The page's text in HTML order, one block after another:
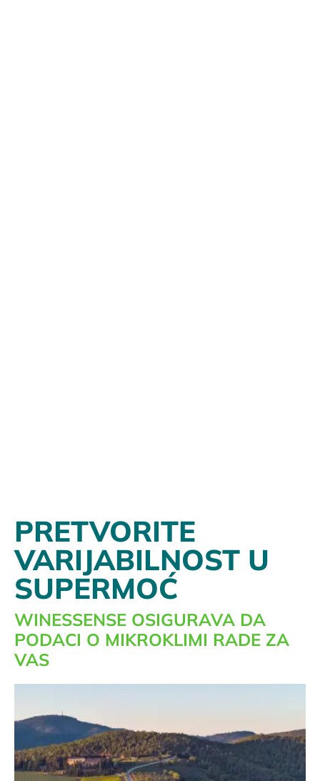
PRETVORITE
VARIJABILNOST U
SUPERMOĆ
WINESSENSE OSIGURAVA DA
PODACI O MIKROKLIMI RADE ZA
VAS